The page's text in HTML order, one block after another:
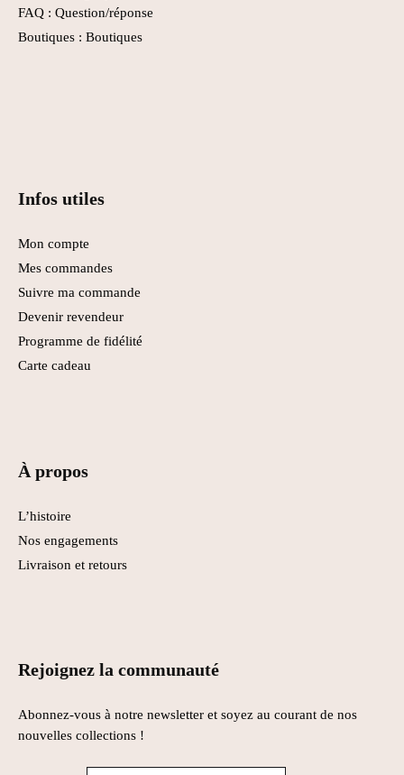
FAQ : Question/réponse
Boutiques : Boutiques
Infos utiles
Mon compte
Mes commandes
Suivre ma commande
Devenir revendeur
Programme de fidélité
Carte cadeau
À propos
L’histoire
Nos engagements
Livraison et retours
Rejoignez la communauté
Abonnez-vous à notre newsletter et soyez au courant de nos
nouvelles collections !